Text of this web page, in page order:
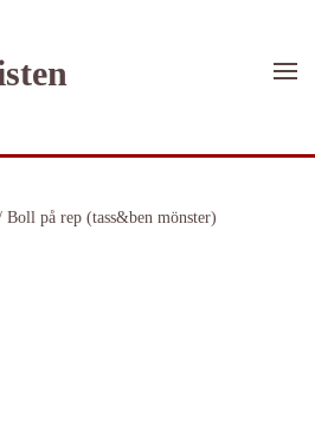
Boll på rep (tass&ben mönster)